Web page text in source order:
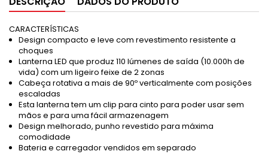
CARACTERÍSTICAS
Design compacto e leve com revestimento resistente a
choques
Lanterna LED que produz 110 lúmenes de saída (10.000h de
vida) com um ligeiro feixe de 2 zonas
Cabeça rotativa a mais de 90º verticalmente com posições
escaladas
Esta lanterna tem um clip para cinto para poder usar sem
mãos e para uma fácil armazenagem
Design melhorado, punho revestido para máxima
comodidade
Bateria e carregador vendidos em separado